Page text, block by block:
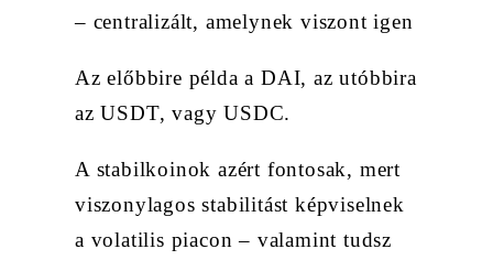
– centralizált, amelynek viszont igen
Az előbbire példa a DAI, az utóbbira
az USDT, vagy USDC.
A stabilkoinok azért fontosak, mert
viszonylagos stabilitást képviselnek
a volatilis piacon – valamint tudsz